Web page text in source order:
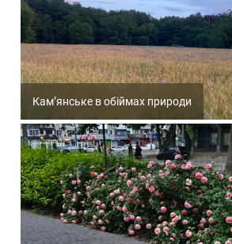
Кам’янське в обіймах природи